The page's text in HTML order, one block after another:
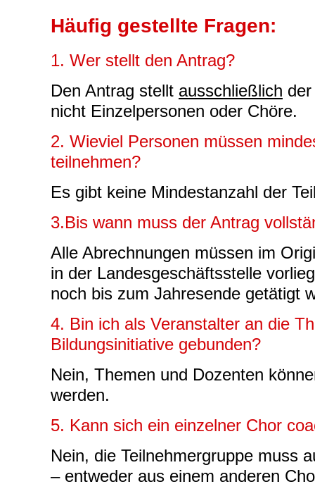
Häufig gestellte Fragen:
1. Wer stellt den Antrag?
Den Antrag stellt ausschließlich
nicht Einzelpersonen oder Chöre.
2. Wieviel Personen müssen
teilnehmen?
Es gibt keine Mindestanzahl der
3.Bis wann muss der Antrag
Alle Abrechnungen müssen im
in der Landesgeschäftsstelle
noch bis zum Jahresende getätigt
4. Bin ich als Veranstalter an die
Bildungsinitiative gebunden?
Nein, Themen und Dozenten
werden.
5. Kann sich ein einzelner Chor
Nein, die Teilnehmergruppe muss
– entweder aus einem anderen